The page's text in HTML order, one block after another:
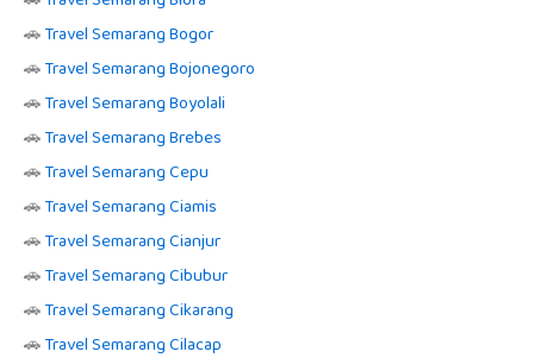
🚗Travel Semarang Bogor
🚗Travel Semarang Bojonegoro
🚗Travel Semarang Boyolali
🚗Travel Semarang Brebes
🚗Travel Semarang Cepu
🚗Travel Semarang Ciamis
🚗Travel Semarang Cianjur
🚗Travel Semarang Cibubur
🚗Travel Semarang Cikarang
🚗Travel Semarang Cilacap